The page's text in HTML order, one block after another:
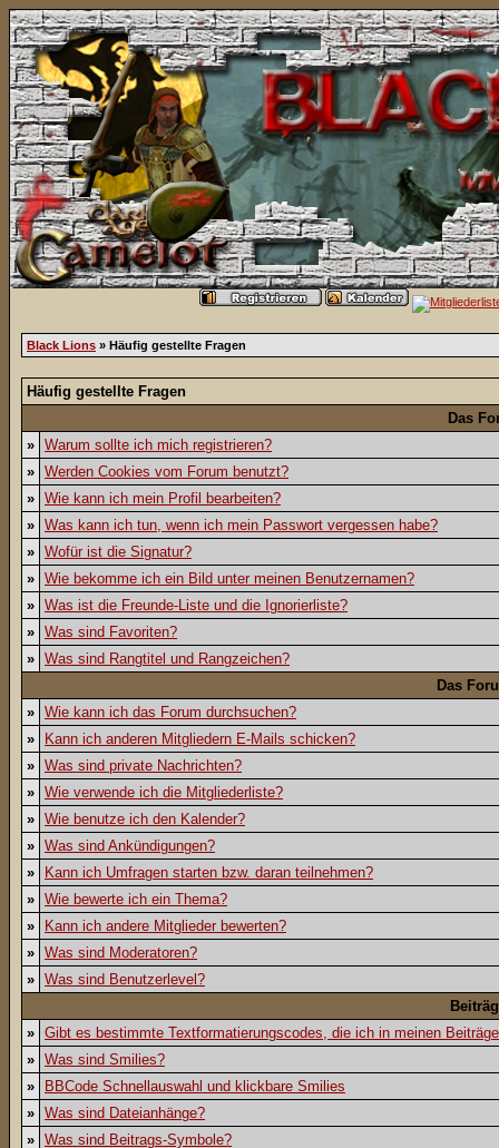
Black Lions » Häufig gestellte Fragen
Häufig gestellte Fragen
Das
» Warum sollte ich mich registrieren?
» Werden Cookies vom Forum benutzt?
» Wie kann ich mein Profil bearbeiten?
» Was kann ich tun, wenn ich mein Passwort vergessen habe?
» Wofür ist die Signatur?
» Wie bekomme ich ein Bild unter meinen Benutzernamen?
» Was ist die Freunde-Liste und die Ignorierliste?
» Was sind Favoriten?
» Was sind Rangtitel und Rangzeichen?
Das
» Wie kann ich das Forum durchsuchen?
»
Kann ich anderen Mitgliedern E-Mails schicken?
» Was sind private Nachrichten?
» Wie verwende ich die Mitgliederliste?
» Wie benutze ich den Kalender?
» Was sind Ankündigungen?
»
Kann ich Umfragen starten bzw. daran teilnehmen?
» Wie bewerte ich ein Thema?
»
Kann ich andere Mitglieder bewerten?
» Was sind Moderatoren?
» Was sind Benutzerlevel?
» Gibt es bestimmte Textformatierungscodes, die ich in meinen
» Was sind Smilies?
»
BBCode Schnellauswahl und klickbare Smilies
» Was sind Dateianhänge?
» Was sind Beitrags-Symbole?